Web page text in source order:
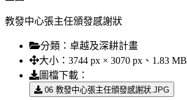
教發中心張主任頒發感謝狀
分類： 卓越及深耕計畫
大小： 3744 px × 3070 px、1.83 MB
圖檔下載：
06 教發中心張主任頒發感謝狀.JPG